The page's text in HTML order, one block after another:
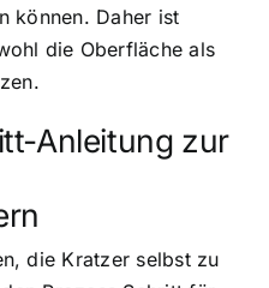
können. Daher ist
die Oberfläche als
Anleitung zur
die Kratzer selbst zu